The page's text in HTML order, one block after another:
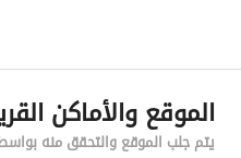
رقم المبنى
الموقع والأماكن
يتم جلب الموقع والتحقق منه